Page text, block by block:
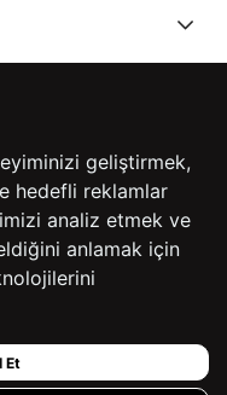
geliştirmek,
hedefli reklamlar
analiz etmek ve
anlamak için
Et